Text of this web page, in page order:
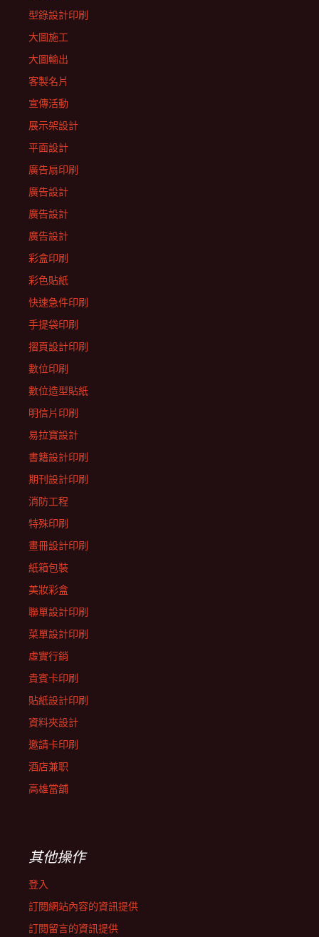
型錄設計印刷
大圖施工
大圖輸出
客製名片
宣傳活動
展示架設計
平面設計
廣告扇印刷
廣告設計
廣告設計
廣告設計
彩盒印刷
彩色貼紙
快速急件印刷
手提袋印刷
摺頁設計印刷
數位印刷
數位造型貼紙
明信片印刷
易拉寶設計
書籍設計印刷
期刊設計印刷
消防工程
特殊印刷
畫冊設計印刷
紙箱包裝
美妝彩盒
聯單設計印刷
菜單設計印刷
虛實行銷
貴賓卡印刷
貼紙設計印刷
資料夾設計
邀請卡印刷
酒店兼职
高雄當舖
其他操作
登入
訂閱網站內容的資訊提供
訂閱留言的資訊提供